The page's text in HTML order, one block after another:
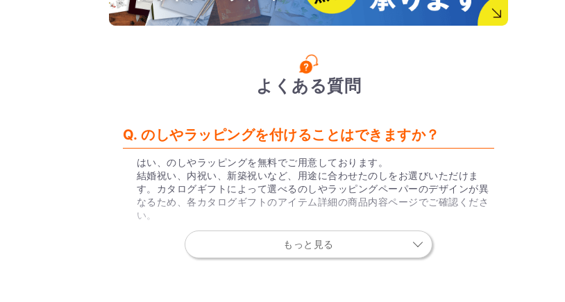
よくある質問
Q. のしやラッピングを付けることはできますか？
はい、のしやラッピングを無料でご用意しております。
結婚祝い、内祝い、新築祝いなど、用途に合わせたのしをお選びいただけま
す。カタログギフトによって選べるのしやラッピングペーパーのデザインが異
なるため、各カタログギフトのアイテム詳細の商品内容ページでご確認くださ
い。
Q. カタログギフトは誰に何を送っても問題ありません
もっと見る